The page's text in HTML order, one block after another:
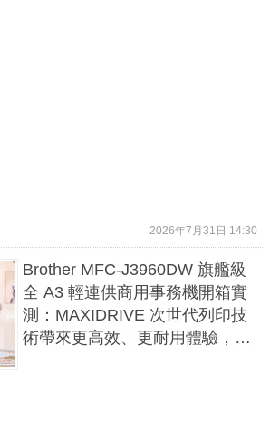
2026年7月31日 14:30
Brother MFC-J3960DW 旗艦級
全 A3 輕連供商用事務機開箱實
測：MAXIDRIVE 次世代列印技
術帶來更高效、更耐用體驗，A3